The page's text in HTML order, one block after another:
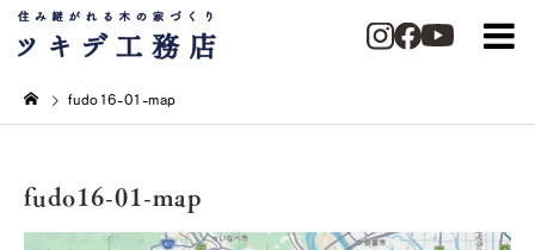
fudo16-01-map
fudo16-01-map